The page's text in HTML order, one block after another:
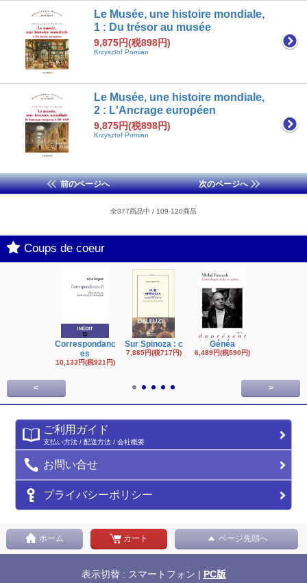
Le Musée, une histoire mondiale,
1 : Du trésor au musée
9,875円(税898円)
Krzysztof Pomian
Le Musée, une histoire mondiale,
2 : L'Ancrage européen
9,875円(税898円)
Krzysztof Pomian
前のページへ 次のページへ
全377商品中 / 109-120商品
Coups de coeur
Correspondanc
es
10,133円(税921円)
Sur Spinoza : c
7,885円(税717円)
Généa
6,489円(税590円)
< >
ご利用ガイド
支払い方法 / 配送方法 / 会社概要
お問い合せ
プライバシーポリシー
ホーム カート ページ先頭へ
表示切替 : スマートフォン | PC版